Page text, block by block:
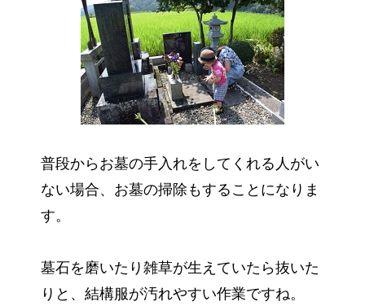
普段からお墓の手入れをしてくれる人がい
ない場合、お墓の掃除もすることになりま
す。
墓石を磨いたり雑草が生えていたら抜いた
りと、結構服が汚れやすい作業ですね。